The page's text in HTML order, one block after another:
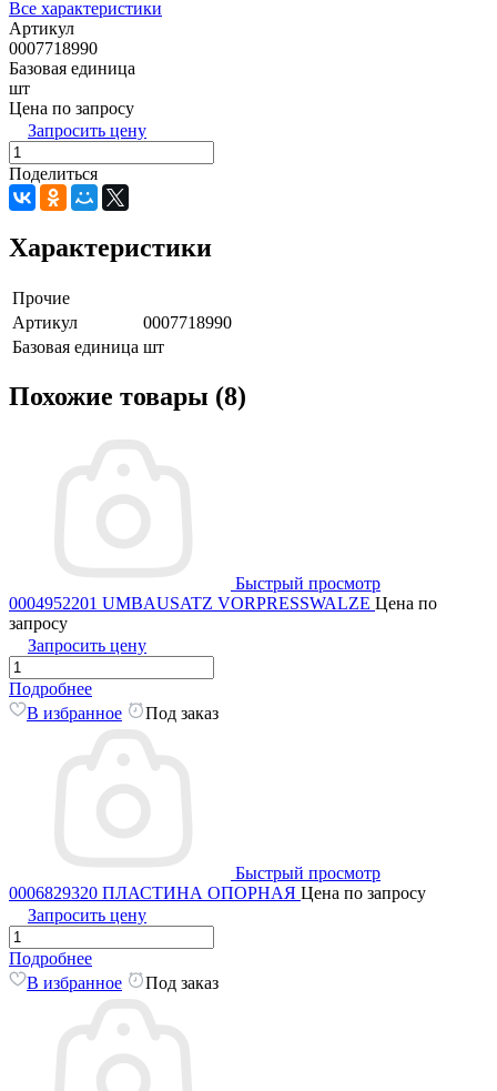
Все характеристики
Артикул
0007718990
Базовая единица
шт
Цена по запросу
Запросить цену
Поделиться
Характеристики
Прочие
Артикул
0007718990
Базовая единица шт
Похожие товары (8)
Быстрый просмотр
0004952201 UMBAUSATZ VORPRESSWALZE Цена по
запросу
Запросить цену
Подробнее
В избранное
Под заказ
Быстрый просмотр
0006829320 ПЛАСТИНА ОПОРНАЯ Цена по запросу
Запросить цену
Подробнее
В избранное
Под заказ